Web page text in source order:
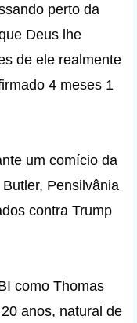
perto da
Deus lhe
de ele realmente
4 meses 1
um comício da
Pensilvânia
contra Trump
como Thomas
anos, natural de